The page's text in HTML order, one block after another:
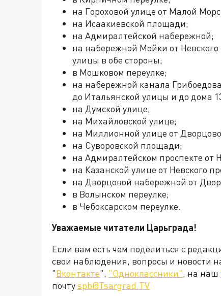
на Гороховой улице от Малой
на Исаакиевской площади;
на Адмиралтейской набережной;
на набережной Мойки от
улицы в обе стороны;
в Мошковом переулке;
на набережной канала
до Итальянской улицы и до дома
на Думской улице;
на Михайловской улице;
на Миллионной улице от
на Суворовской площади;
на Адмиралтейском проспекте от
на Казанской улице от Невского
на Дворцовой набережной от
в Волынском переулке;
в Чебоксарском переулке.
Уважаемые читатели Царьграда!
Если вам есть чем поделиться с
свои наблюдения, вопросы и новости
"Вконтакте", "Одноклассники", на наш
почтуspb@Tsargrad.TV